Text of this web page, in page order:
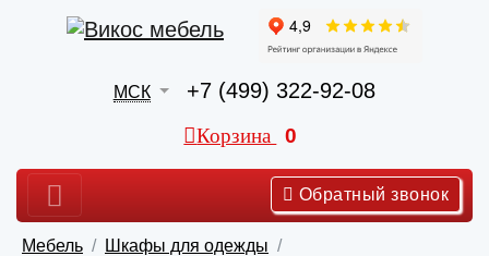
МСК +7 (499) 322-92-08
Корзина 0
Обратный звонок
Мебель Шкафы для одежды